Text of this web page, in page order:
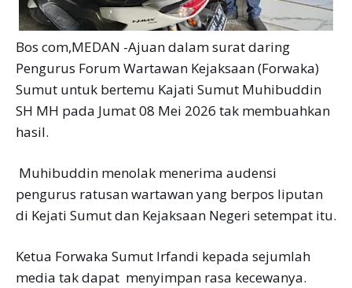
Bos com,MEDAN -Ajuan dalam surat daring
Pengurus Forum Wartawan Kejaksaan (Forwaka)
Sumut untuk bertemu Kajati Sumut Muhibuddin
SH MH pada Jumat 08 Mei 2026 tak membuahkan
hasil.
Muhibuddin menolak menerima audensi
pengurus ratusan wartawan yang berpos liputan
di Kejati Sumut dan Kejaksaan Negeri setempat itu.
Ketua Forwaka Sumut Irfandi kepada sejumlah
media tak dapat menyimpan rasa kecewanya.